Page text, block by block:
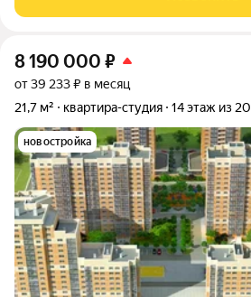
Район отличается благоприятной
8 190 000 ₽
от 39 233 ₽ в месяц
21,7 м²
квартира-студия 14 этаж из 20
новостройка